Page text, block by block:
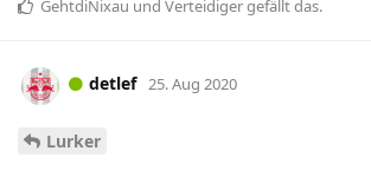
GehtdiNixau und Verteidigergefällt das.
detlef 25. Aug 2020
Lurker